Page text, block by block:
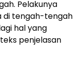
Pelakunya
di tengah-tengah
hal yang
penjelasan